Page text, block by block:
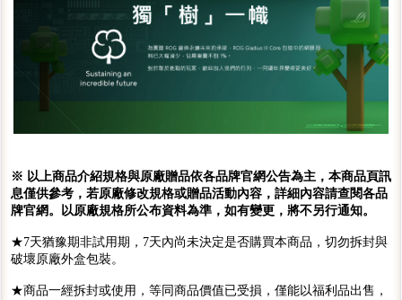
※ 以上商品介紹規格與原廠贈品依各品牌官網公告為主，本商品頁訊
息僅供參考，若原廠修改規格或贈品活動內容，詳細內容請查閱各品
牌官網。以原廠規格所公布資料為準，如有變更，將不另行通知。
★7天猶豫期非試用期，7天內尚未決定是否購買本商品，切勿拆封與
破壞原廠外盒包裝。
★商品一經拆封或使用，等同商品價值已受損，僅能以福利品出售，